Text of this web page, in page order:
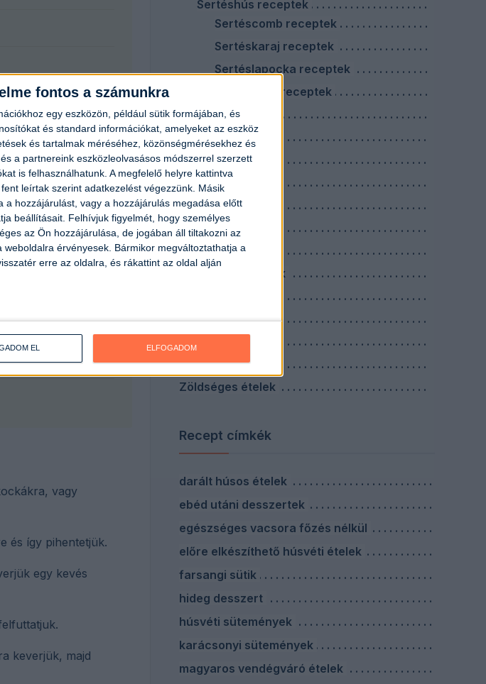
fontos a számunkra
egy eszközön, például sütik formájában, és
és standard információkat, amelyeket az eszköz
és tartalmak méréséhez, közönségmérésekhez és
a partnereink eszközleolvasásos módszerrel szerzett
is felhasználhatunk. A megfelelő helyre kattintva
leírtak szerint adatkezelést végezzünk. Másik
hozzájárulást, vagy a hozzájárulás megadása előtt
beállításait. Felhívjuk figyelmét, hogy személyes
az Ön hozzájárulása, de jogában áll tiltakozni az
érvényesek. Bármikor megváltoztathatja a
erre az oldalra, és rákattint az oldal alján
EL ELFOGADOM
vagy
és így pihentetjük.
egy kevés
keverjük, majd
Sertéshús receptek
Sertéscomb receptek
Sertéskaraj receptek
Sertéslapocka receptek
Sertéstarja receptek
Virslis ételek
Köretek
Levesek
Nagyi receptek
Reggelik
Saláták
Savanyúságok
Szószok, mártások
Tésztás ételek
Tojásos ételek
Vacsorák
Zöldséges ételek
Recept címkék
darált húsos ételek
ebéd utáni desszertek
egészséges vacsora főzés nélkül
előre elkészíthető húsvéti ételek
farsangi sütik
hideg desszert
húsvéti sütemények
karácsonyi sütemények
magyaros vendégváró ételek